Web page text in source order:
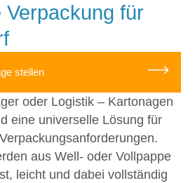
Verpackung für
stellen
oder Logistik – Kartonagen
eine universelle Lösung für
aus Well- oder Vollpappe
leicht und dabei vollständig